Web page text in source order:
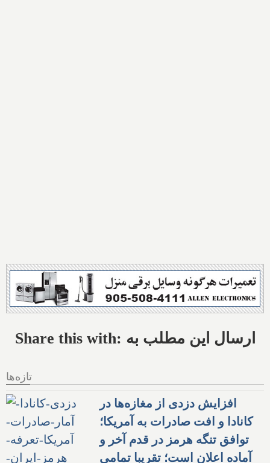
Share this with: ارسال این مطلب به
تازه‌ها
افزایش دزدی از مغازه‌ها در
کانادا و افت صادرات به آمریکا؛
توافق تنگه هرمز در قدم آخر و
آماده اعلان است؛ تقریبا تمامی